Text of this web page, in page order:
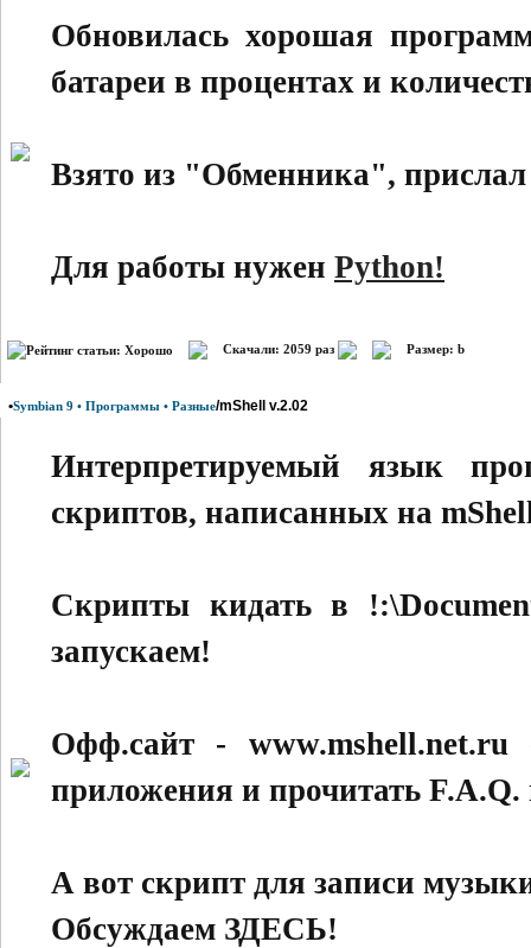
Обновилась хорошая
батареи в процентах и
Взято из "Обменника",
Для работы нужен Python!
Скачали: 2059 раз Размер: b
•Symbian 9 • Программы • Разные/mShell v.2.02
Интерпретируемый язык
скриптов, написанных на
Скрипты кидать в
запускаем!
Офф.сайт - www.mshell.net.ru
приложения и прочитать F.A.Q.
А вот скрипт для записи
Обсуждаем ЗДЕСЬ!